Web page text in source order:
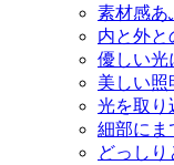
素材感あ
内と外と
優しい光
美しい照
光を取り
細部にま
どっしり